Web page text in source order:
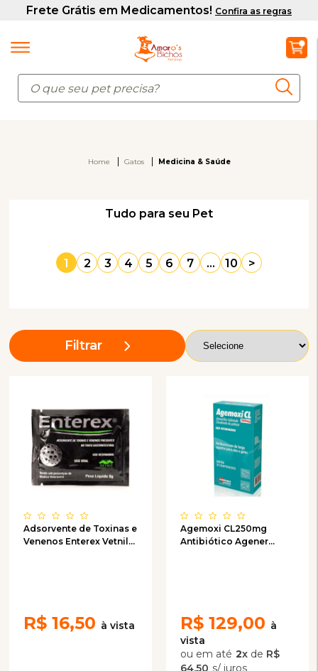
Home Gatos Medicina & Saúde
Tudo para seu Pet
1 2 3 4 5 6 7 ... 10 >
Filtrar
Adsorvente de Toxinas e
Venenos Enterex Vetnil
R$ 16,50
Agemoxi CL250mg
Antibiótico Agener
R$ 129,00
2x de R$
64,50